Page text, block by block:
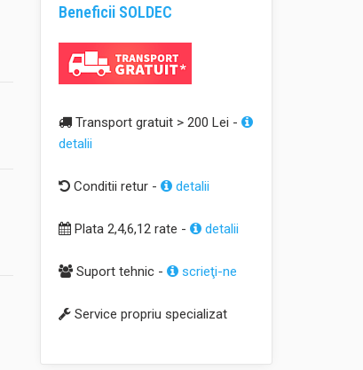
Beneficii SOLDEC
Transport gratuit > 200 Lei -
detalii
Conditii retur - detalii
Plata 2,4,6,12 rate - detalii
Suport tehnic - scrieţi-ne
Service propriu specializat